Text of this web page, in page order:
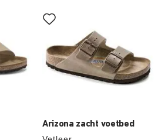
Arizona zacht voetbed
je
een
kleur
selecteert,
wordt